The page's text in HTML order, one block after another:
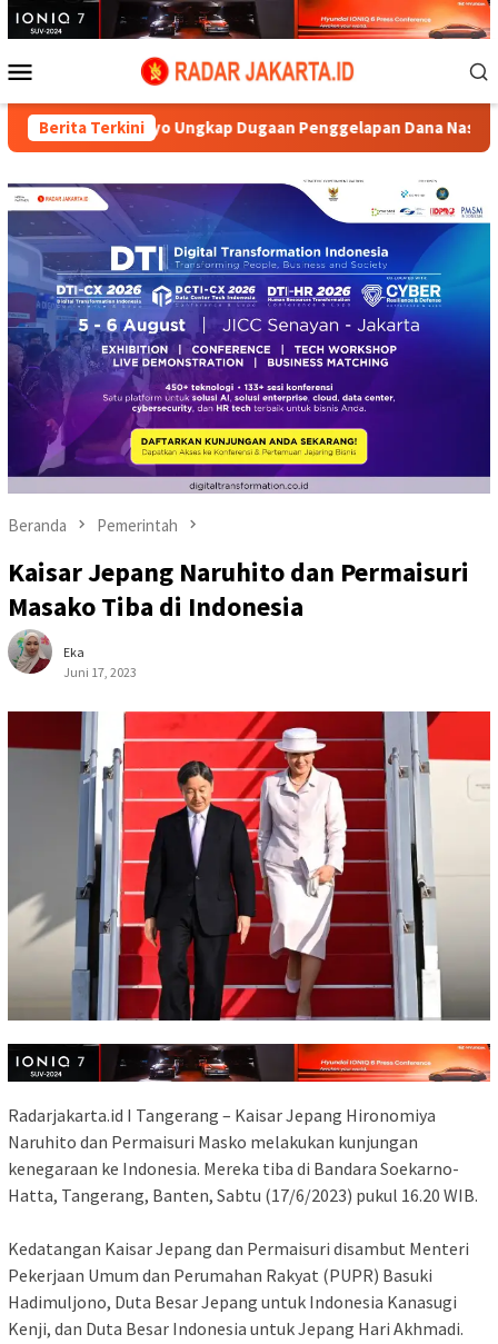
Loncat
ke
Mobile
Berita Terkini
Aryo Ungkap Dugaan Penggelapan Dana Nasabah di KSP MDS
Beranda Pemerintah
Kaisar Jepang Naruhito dan Permaisuri
Masako Tiba di Indonesia
Eka
Juni 17, 2023
Radarjakarta.id I Tangerang – Kaisar Jepang Hironomiya
Naruhito dan Permaisuri Masko melakukan kunjungan
kenegaraan ke Indonesia. Mereka tiba di Bandara Soekarno-
Hatta, Tangerang, Banten, Sabtu (17/6/2023) pukul 16.20 WIB.
Kedatangan Kaisar Jepang dan Permaisuri disambut Menteri
Pekerjaan Umum dan Perumahan Rakyat (PUPR) Basuki
Hadimuljono, Duta Besar Jepang untuk Indonesia Kanasugi
Kenji, dan Duta Besar Indonesia untuk Jepang Hari Akhmadi.